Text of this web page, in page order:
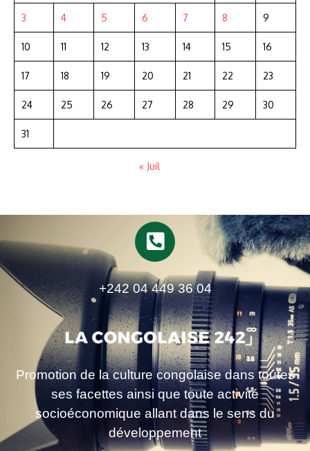
3 4 5 6 7 8 9
10 11 12 13 14 15 16
17 18 19 20 21 22 23
24 25 26 27 28 29 30
31
« Juil
+242 04 449 36 04
Promotion de la culture congolaise dans toutes
ses facettes ainsi que toute activité
socioéconomique allant dans le sens du
développement